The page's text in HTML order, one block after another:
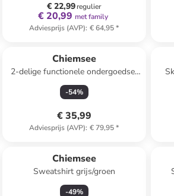
€ 22,99regulier
€ 20,99 met family
Adviesprijs (AVP): € 64,95*
Chiemsee
2-delige functionele ondergoedset
"Set" grijs
-54%
€ 35,99
Adviesprijs (AVP): € 79,95*
Chiemsee
Sweatshirt grijs/groen
-49%